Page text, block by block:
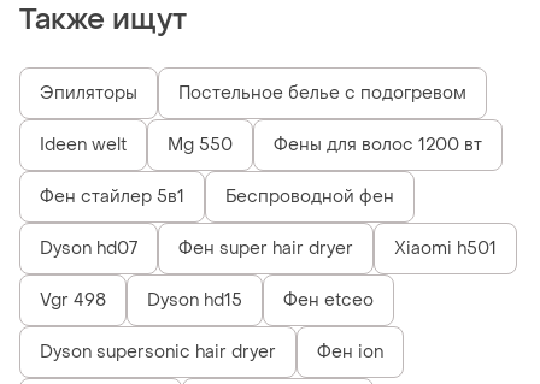
Также ищут
Эпиляторы Постельное белье с подогревом
Ideen welt Mg 550 Фены для волос 1200 вт
Фен стайлер 5в1 Беспроводной фен
Dyson hd07 Фен super hair dryer Xiaomi h501
Vgr 498 Dyson hd15 Фен etceo
Dyson supersonic hair dryer Фен ion